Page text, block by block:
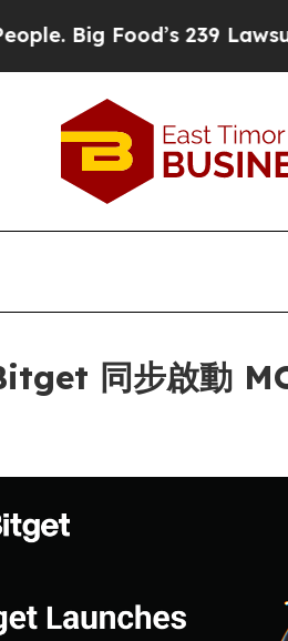
Food’s 239 Lawsuits
同步啟動